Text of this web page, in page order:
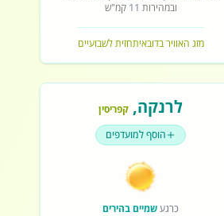
ובמהירות 11 קמ"ש
מזג האוויר בדובאיתחזית לשבועיים
לרנקה, קפריסין
הוסף למועדפים
כרגעשמיים בהירים